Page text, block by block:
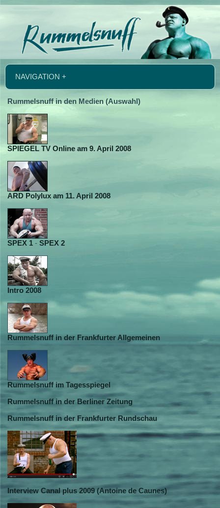
NAVIGATION +
Rummelsnuff in den Medien (Auswahl)
SPIEGEL TV Online am 9. April 2008
ARD Polylux am 11. April 2008
SPEX 1 - SPEX 2
Intro 2008
Rummelsnuff in der Frankfurter Allgemeinen
Rummelsnuff im Tagesspiegel
Rummelsnuff in der Berliner Zeitung
Rummelsnuff in der Frankfurter Rundschau
Interview Canal plus 2009 (Antoine de Caunes)